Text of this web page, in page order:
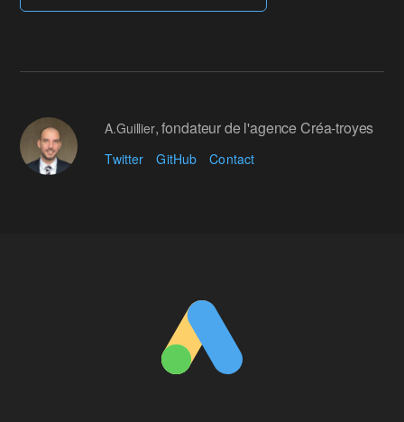
A.Guillier, fondateur de l'agence Créa-troyes
Twitter GitHub Contact